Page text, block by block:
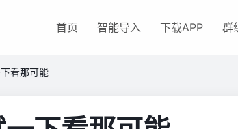
首页 智能导入 下载APP 群
看那可能